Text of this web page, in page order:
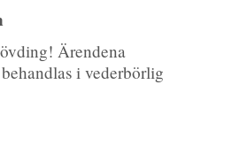
Ärendena
i vederbörlig